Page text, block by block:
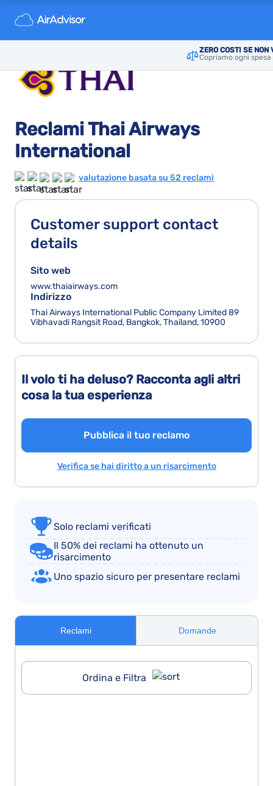
ZERO COSTI SE NON
Copriamo ogni
Reclami Thai Airways
International
valutazione basata su 52 reclami
Il volo ti ha deluso? Racconta agli altri
cosa la tua esperienza
Pubblica il tuo reclamo
Verifica se hai diritto a un risarcimento
Customer support contact
details
Sito web
www.thaiairways.com
Indirizzo
Thai Airways International Public Company Limited 89
Vibhavadi Rangsit Road, Bangkok, Thailand, 10900
Solo reclami verificati
Il 50% dei reclami ha ottenuto un
risarcimento
Uno spazio sicuro per presentare reclami
Reclami Domande
Ordina e Filtra